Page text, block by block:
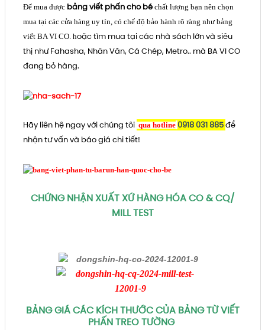
Để mua được bảng viết phấn cho bé chất lượng bạn nên chọn
mua tại các cửa hàng uy tín, có chế độ bảo hành rõ ràng như bảng
viết BA VI CO. hoặc tìm mua tại các nhà sách lớn và siêu
thị như Fahasha, Nhân Văn, Cá Chép, Metro.. mà BA VI CO
đang bỏ hàng.
Hãy liên hệ ngay với chúng tôi qua hotline 0918 031 885để
nhận tư vấn và báo giá chi tiết!
CHỨNG NHẬN XUẤT XỨ HÀNG HÓA CO & CQ/
MILL TEST
BẢNG GIÁ CÁC KÍCH THƯỚC CỦA BẢNG TỪ VIẾT
PHẤN TREO TƯỜNG